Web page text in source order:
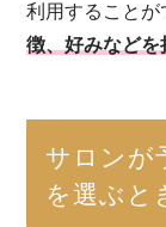
利用すること
徴、好みなどを
サロンが
を選ぶと